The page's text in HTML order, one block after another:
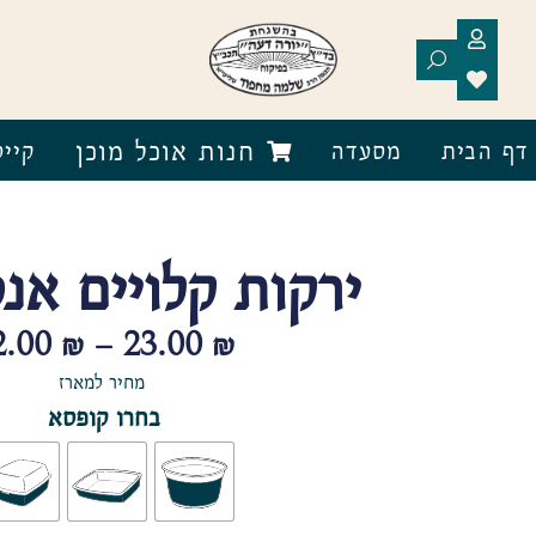
דף הבית מסעדה חנות אוכל מוכן
ירקות קלויים
23.00 ₪
–
₪
מחיר למארז
בחרו קופסא